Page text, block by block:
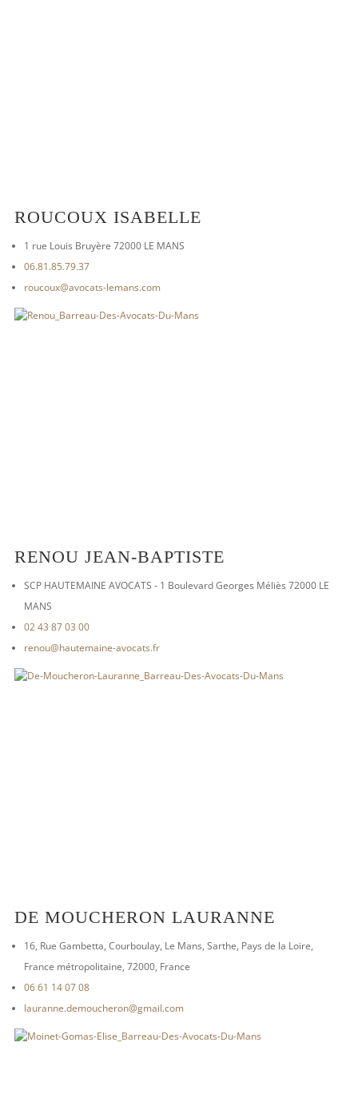
ROUCOUX ISABELLE
1 rue Louis Bruyère 72000 LE MANS
06.81.85.79.37
roucoux@avocats-lemans.com
RENOU JEAN-BAPTISTE
SCP HAUTEMAINE AVOCATS - 1 Boulevard Georges Méliès 72000 LE
MANS
02 43 87 03 00
renou@hautemaine-avocats.fr
DE MOUCHERON LAURANNE
16, Rue Gambetta, Courboulay, Le Mans, Sarthe, Pays de la Loire,
France métropolitaine, 72000, France
06 61 14 07 08
lauranne.demoucheron@gmail.com